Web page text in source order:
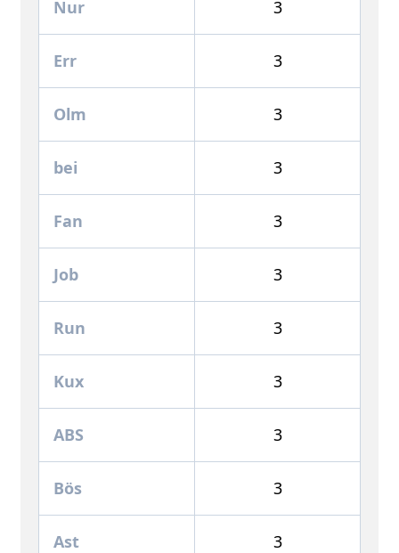
Nur 3
Err 3
Olm 3
bei 3
Fan 3
Job 3
Run 3
Kux 3
ABS 3
Bös 3
Ast 3